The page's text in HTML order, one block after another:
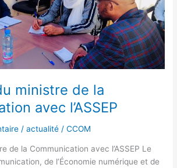
ministre de la
avec l’ASSEP
/actualité /CCOM
de la Communication avec l’ASSEP Le
de l’Économie numérique et de